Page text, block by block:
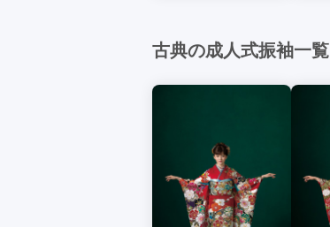
古典の成人式振袖一覧